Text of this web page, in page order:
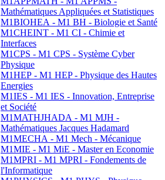
Mathématiques Appliquées et Statistiques
M1BIOHEA - M1 BH - Biologie et Santé
M1CHEINT - M1 CI - Chimie et
Interfaces
M1CPS - M1 CPS - Système Cyber
Physique
M1HEP - M1 HEP - Physique des Hautes
Energies
M1IES - M1 IES - Innovation, Entreprise
et Société
M1MATHJHADA - M1 MJH -
Mathématiques Jacques Hadamard
M1MECHA - M1 Mech - Mécanique
M1MIE - M1 MiE - Master en Economie
M1MPRI - M1 MPRI - Fondements de
l'Informatique